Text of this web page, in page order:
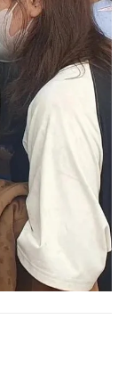
24.3.2020
Cấm sao chép
bằng văn bản.